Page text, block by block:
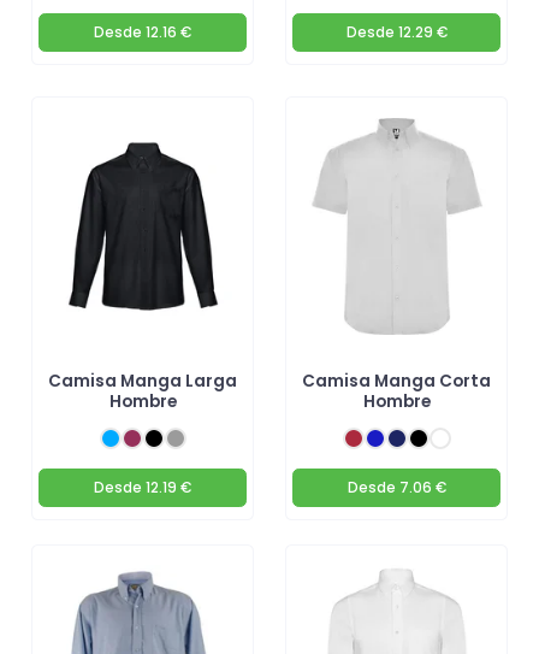
Desde 12.16 € Desde 12.29 €
Camisa Manga Larga
Hombre
Desde 12.19 €
Camisa Manga Corta
Hombre
Desde 7.06 €